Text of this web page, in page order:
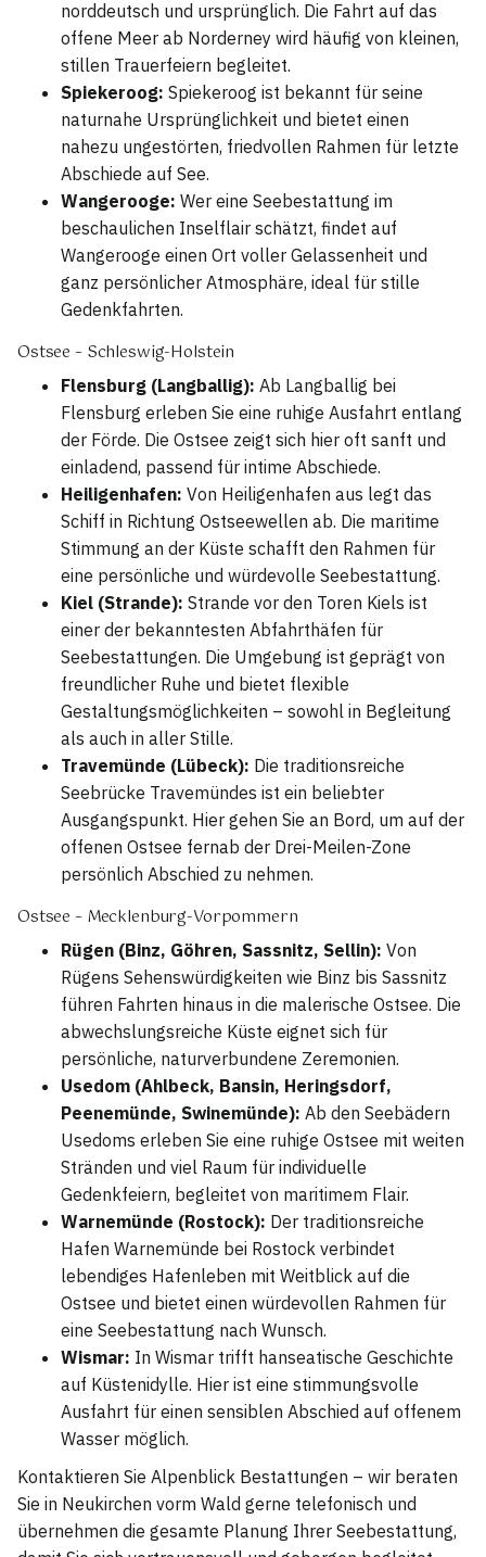
norddeutsch und ursprünglich. Die Fahrt auf das
offene Meer ab Norderney wird häufig von kleinen,
stillen Trauerfeiern begleitet.
Spiekeroog: Spiekeroog ist bekannt für seine
naturnahe Ursprünglichkeit und bietet einen
nahezu ungestörten, friedvollen Rahmen für letzte
Abschiede auf See.
Wangerooge: Wer eine Seebestattung im
beschaulichen Inselflair schätzt, findet auf
Wangerooge einen Ort voller Gelassenheit und
ganz persönlicher Atmosphäre, ideal für stille
Gedenkfahrten.
Ostsee – Schleswig-Holstein
Flensburg (Langballig): Ab Langballig bei
Flensburg erleben Sie eine ruhige Ausfahrt entlang
der Förde. Die Ostsee zeigt sich hier oft sanft und
einladend, passend für intime Abschiede.
Heiligenhafen: Von Heiligenhafen aus legt das
Schiff in Richtung Ostseewellen ab. Die maritime
Stimmung an der Küste schafft den Rahmen für
eine persönliche und würdevolle Seebestattung.
Kiel (Strande): Strande vor den Toren Kiels ist
einer der bekanntesten Abfahrthäfen für
Seebestattungen. Die Umgebung ist geprägt von
freundlicher Ruhe und bietet flexible
Gestaltungsmöglichkeiten – sowohl in Begleitung
als auch in aller Stille.
Travemünde (Lübeck): Die traditionsreiche
Seebrücke Travemündes ist ein beliebter
Ausgangspunkt. Hier gehen Sie an Bord, um auf der
offenen Ostsee fernab der Drei-Meilen-Zone
persönlich Abschied zu nehmen.
Ostsee – Mecklenburg-Vorpommern
Rügen (Binz, Göhren, Sassnitz, Sellin): Von
Rügens Sehenswürdigkeiten wie Binz bis Sassnitz
führen Fahrten hinaus in die malerische Ostsee. Die
abwechslungsreiche Küste eignet sich für
persönliche, naturverbundene Zeremonien.
Usedom (Ahlbeck, Bansin, Heringsdorf,
Peenemünde, Swinemünde): Ab den Seebädern
Usedoms erleben Sie eine ruhige Ostsee mit weiten
Stränden und viel Raum für individuelle
Gedenkfeiern, begleitet von maritimem Flair.
Warnemünde (Rostock): Der traditionsreiche
Hafen Warnemünde bei Rostock verbindet
lebendiges Hafenleben mit Weitblick auf die
Ostsee und bietet einen würdevollen Rahmen für
eine Seebestattung nach Wunsch.
Wismar: In Wismar trifft hanseatische Geschichte
auf Küstenidylle. Hier ist eine stimmungsvolle
Ausfahrt für einen sensiblen Abschied auf offenem
Wasser möglich.
Kontaktieren Sie Alpenblick Bestattungen – wir beraten
Sie in Neukirchen vorm Wald gerne telefonisch und
übernehmen die gesamte Planung Ihrer Seebestattung,